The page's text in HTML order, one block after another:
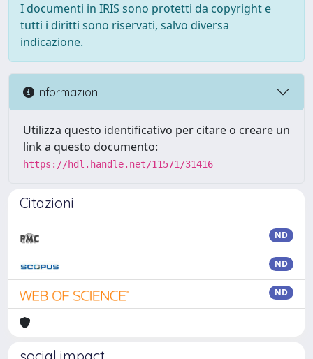
I documenti in IRIS sono protetti da copyright e
tutti i diritti sono riservati, salvo diversa
indicazione.
Informazioni
Utilizza questo identificativo per citare o creare un
link a questo documento:
https://hdl.handle.net/11571/31416
Citazioni
ND
ND
ND